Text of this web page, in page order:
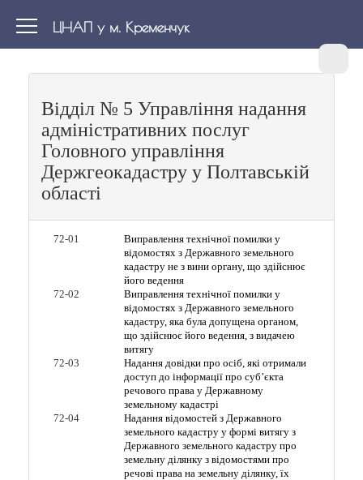
ЦНАП у м. Кременчук
Відділ № 5 Управління надання
адміністративних послуг
Головного управління
Держгеокадастру у Полтавській
області
72-01
Виправлення технічної помилки у
відомостях з Державного земельного
кадастру не з вини органу, що здійснює
його ведення
72-02
Виправлення технічної помилки у
відомостях з Державного земельного
кадастру, яка була допущена органом,
що здійснює його ведення, з видачею
витягу
72-03
Надання довідки про осіб, які отримали
доступ до інформації про суб’єкта
речового права у Державному
земельному кадастрі
72-04
Надання відомостей з Державного
земельного кадастру у формі витягу з
Державного земельного кадастру про
земельну ділянку з відомостями про
речові права на земельну ділянку, їх